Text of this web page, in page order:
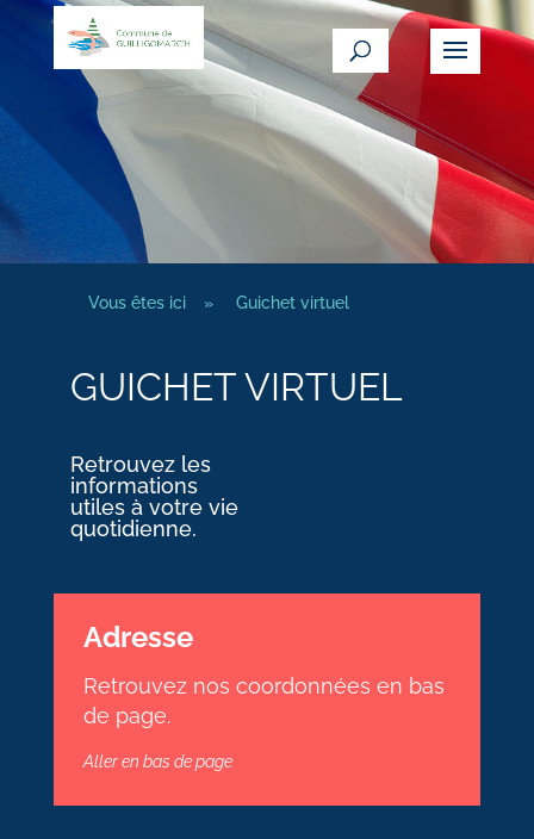
Vous êtes ici » Guichet virtuel
GUICHET VIRTUEL
Retrouvez les
informations
utiles à votre vie
quotidienne.
Adresse
Retrouvez nos coordonnées en bas
de page.
Aller en bas de page